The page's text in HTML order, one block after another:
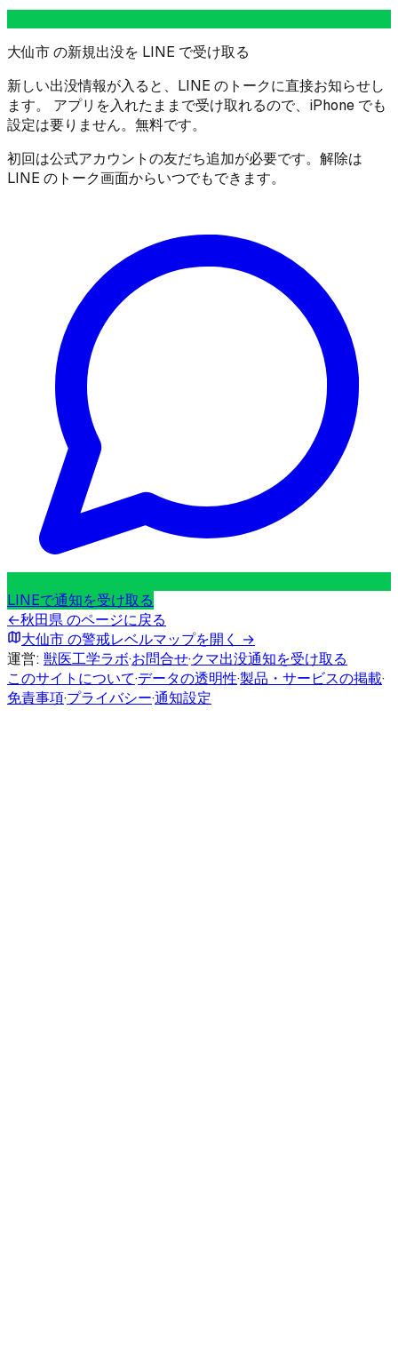
大仙市 の新規出没を LINE で受け取る
新しい出没情報が入ると、LINE のトークに直接お知らせし
ます。 アプリを入れたままで受け取れるので、iPhone でも
設定は要りません。無料です。
初回は公式アカウントの友だち追加が必要です。解除は
LINE のトーク画面からいつでもできます。
LINEで通知を受け取る
←秋田県のページに戻る
大仙市の警戒レベルマップを開く →
運営: 獣医工学ラボ·お問合せ·クマ出没通知を受け取る
このサイトについて·データの透明性·製品・サービスの掲載·
免責事項·プライバシー·通知設定